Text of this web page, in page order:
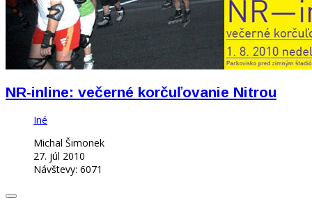
NR-inline: večerné korčuľovanie Nitrou
Iné
Michal Šimonek
27. júl 2010
Návštevy: 6071